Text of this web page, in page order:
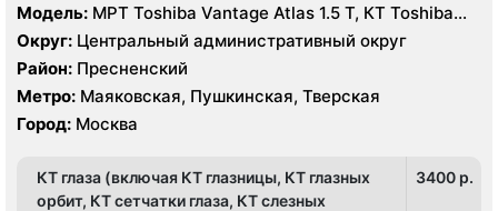
Модель: МРТ Toshiba Vantage Atlas 1.5 Т, КТ Toshiba
Aquilion 32 среза, УЗИ Philips iE33 X-matrix
Округ: Центральный административный округ
Район: Пресненский
Метро: Маяковская, Пушкинская, Тверская
Город: Москва
КТ глаза (включая КТ глазницы, КТ глазных
орбит, КТ сетчатки глаза, КТ слезных
3400 p.